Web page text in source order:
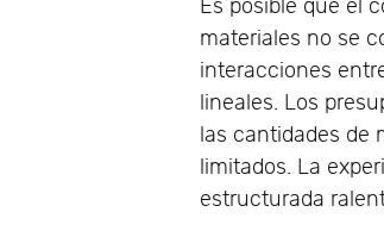
Es posible que el
materiales no se
interacciones
lineales. Los
las cantidades de
limitados. La
estructurada